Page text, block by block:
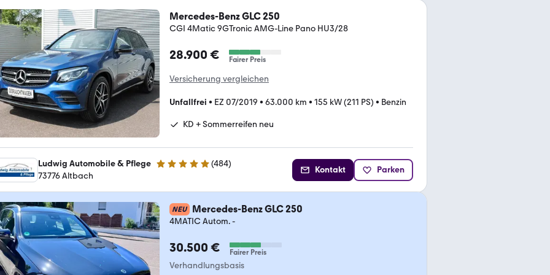
Mercedes-Benz GLC 250
CGI 4Matic 9GTronic AMG-Line Pano HU3/28
28.900 € Fairer Preis
Versicherung vergleichen
Unfallfrei • EZ 07/2019 • 63.000 km • 155 kW (211 PS) • Benzin
KD + Sommerreifen neu
Ludwig Automobile & Pflege 5 Sterne (484)
73776 Altbach
Kontakt Parken
NEU Mercedes-Benz GLC 250
4MATIC Autom. -
30.500 € Fairer Preis
Verhandlungsbasis